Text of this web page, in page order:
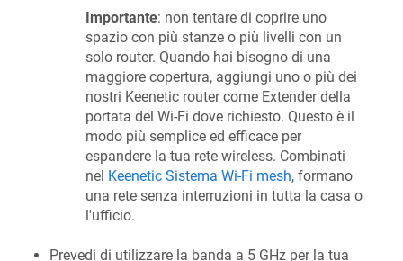
Importante: non tentare di coprire uno
spazio con più stanze o più livelli con un
solo router. Quando hai bisogno di una
maggiore copertura, aggiungi uno o più dei
nostri Keenetic router come Extender della
portata del Wi-Fi dove richiesto. Questo è il
modo più semplice ed efficace per
espandere la tua rete wireless. Combinati
nel Keenetic Sistema Wi-Fi mesh, formano
una rete senza interruzioni in tutta la casa o
l'ufficio.
Prevedi di utilizzare la banda a 5 GHz per la tua